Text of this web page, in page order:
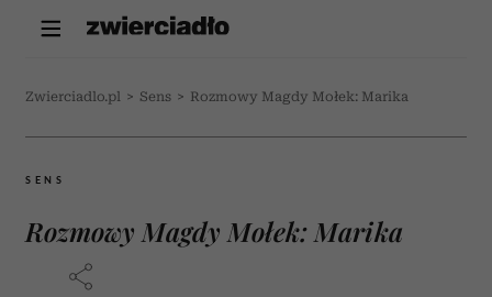
Zwierciadlo.pl > Sens > Rozmowy Magdy Mołek: Marika
SENS
Rozmowy Magdy Mołek: Marika